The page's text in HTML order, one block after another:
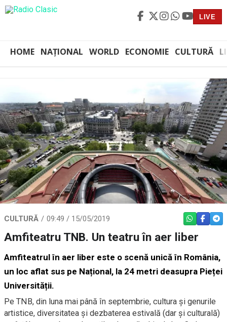
LIVE
HOME NAȚIONAL WORLD ECONOMIE CULTURĂ
CULTURĂ 09:49 / 15/05/2019 WHATSAPP
Amfiteatru TNB. Un teatru în aer liber
Amfiteatrul în aer liber este o scenă unică în România,
un loc aflat sus pe Național, la 24 metri deasupra Pieței
Universității.
Pe TNB, din luna mai până în septembrie, cultura și genurile
artistice, diversitatea şi dezbaterea estivală (dar şi culturală)